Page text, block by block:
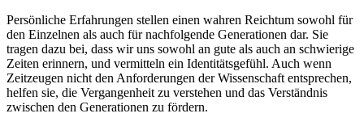
Persönliche Erfahrungen stellen einen wahren Reichtum sowohl für
den Einzelnen als auch für nachfolgende Generationen dar. Sie
tragen dazu bei, dass wir uns sowohl an gute als auch an schwierige
Zeiten erinnern, und vermitteln ein Identitätsgefühl. Auch wenn
Zeitzeugen nicht den Anforderungen der Wissenschaft entsprechen,
helfen sie, die Vergangenheit zu verstehen und das Verständnis
zwischen den Generationen zu fördern.